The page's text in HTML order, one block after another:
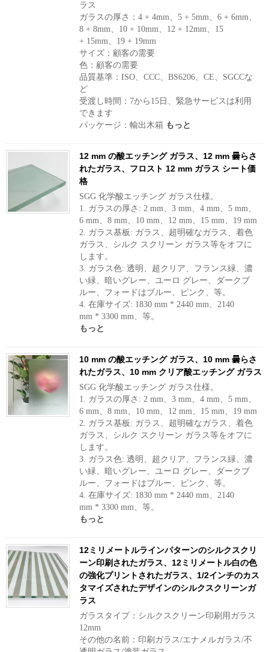
ラス
ガラスの厚さ：4 + 4mm、5 + 5mm、6 + 6mm、
8 + 8mm、10 + 10mm、12 + 12mm、15
+ 15mm、19 + 19mm
サイズ：顧客の需要
色：顧客の需要
品質基準：ISO、CCC、BS6206、CE、SGCCな
ど
受渡し時間：7から15日、緊急サービスは利用
できます
パッケージ：輸出木箱 もっと
12 mm の酸エッチング ガラス、12 mm 曇らさ
れたガラス、フロスト 12 mm ガラス シート価
格
SGG 化学酸エッチング ガラス仕様。
1. ガラスの厚さ: 2 mm、3 mm、4 mm、5 mm、
6 mm、8 mm、10 mm、12 mm、15 mm、19 mm
2. ガラス基板: ガラス、超明確なガラス、着色
ガラス、シルク スクリーン ガラス等をオフに
します。
3. ガラス色: 透明、超クリア、フランス緑、濃
い緑、暗いグレー、ユーロ グレー、ダークブ
ルー、フォードはブルー、ピンク、等。
4. 在庫サイズ: 1830 mm * 2440 mm、2140
mm * 3300 mm、等。
もっと
10 mm の酸エッチング ガラス、10 mm 曇らさ
れたガラス、10 mm クリア酸エッチング ガラス
SGG 化学酸エッチング ガラス仕様。
1. ガラスの厚さ: 2 mm、3 mm、4 mm、5 mm、
6 mm、8 mm、10 mm、12 mm、15 mm、19 mm
2. ガラス基板: ガラス、超明確なガラス、着色
ガラス、シルク スクリーン ガラス等をオフに
します。
3. ガラス色: 透明、超クリア、フランス緑、濃
い緑、暗いグレー、ユーロ グレー、ダークブ
ルー、フォードはブルー、ピンク、等。
4. 在庫サイズ: 1830 mm * 2440 mm、2140
mm * 3300 mm、等。
もっと
12ミリメートルラインパターンのシルクスクリ
ーン印刷されたガラス、12ミリメートル白の色
の強化プリントされたガラス、1/2インチのカス
タマイズされたデザインのシルクスクリーンガ
ラス
ガラスタイプ：シルクスクリーン印刷用ガラス
12mm
その他の名前：印刷ガラス/エナメルガラス/不